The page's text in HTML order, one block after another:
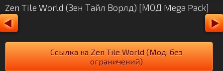
Zen Tile World (Зен Тайл Ворлд) [МОД Mega Pack]
Ссылка на Zen Tile World (Мод: без
ограничений)